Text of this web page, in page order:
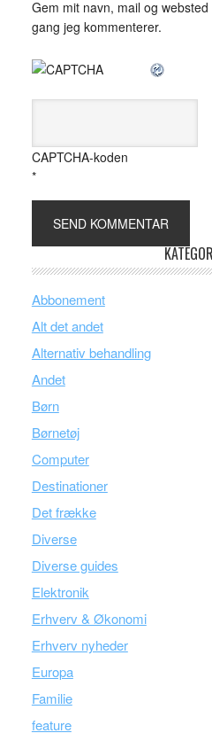
Gem mit navn, mail og
gang jeg kommenterer.
CAPTCHA-koden
*
Abbonement
Alt det andet
Alternativ behandling
Andet
Børn
Børnetøj
Computer
Destinationer
Det frække
Diverse
Diverse guides
Elektronik
Erhverv & Økonomi
Erhverv nyheder
Europa
Familie
feature